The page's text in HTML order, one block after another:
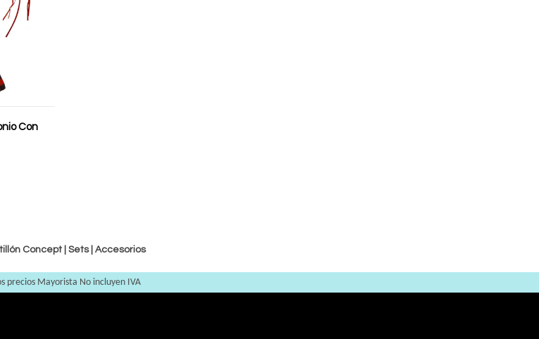
Con
Concept | Sets| Accesorios
precios Mayorista No incluyen IVA